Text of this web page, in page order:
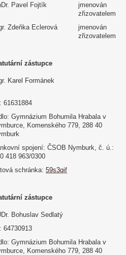
Pavel Fojtík
jmenován
zřizovatelem
Zdeňka Eclerová
jmenován
zřizovatelem
zástupce
Karel Formánek
61631884
Gymnázium Bohumila Hrabala v
Komenského 779, 288 40
spojení: ČSOB Nymburk, č. ú.:
418 963/0300
schránka: 59s3qif
zástupce
Bohuslav Sedlatý
64730913
Gymnázium Bohumila Hrabala v
Komenského 779, 288 40